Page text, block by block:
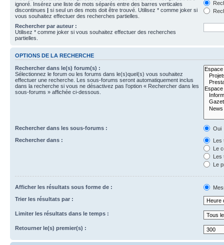
ignoré. Insérez une liste de mots séparés entre des barres verticales
discontinues | si seul un des mots doit être trouvé. Utilisez * comme joker si
vous souhaitez effectuer des recherches partielles.
Rechercher par auteur :
Utilisez * comme joker si vous souhaitez effectuer des recherches
partielles.
OPTIONS DE LA RECHERCHE
Rechercher dans le(s) forum(s) :
Sélectionnez le forum ou les forums dans le(s)quel(s) vous souhaitez
effectuer une recherche. Les sous-forums seront automatiquement inclus
dans la recherche si vous ne désactivez pas l’option « Rechercher dans les
sous-forums » affichée ci-dessous.
Rechercher dans les sous-forums :
Oui
Rechercher dans :
Les
Le
Les
Le
Afficher les résultats sous forme de :
Trier les résultats par :
Limiter les résultats dans le temps :
Retourner le(s) premier(s) :